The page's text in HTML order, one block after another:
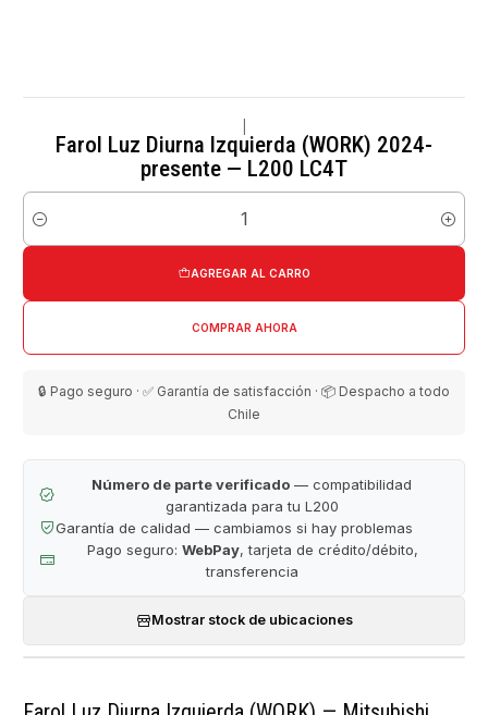
Farol Luz Diurna Izquierda (WORK) 2024-
presente — L200 LC4T
Cantidad
AGREGAR AL CARRO
COMPRAR AHORA
🔒 Pago seguro · ✅ Garantía de satisfacción · 📦 Despacho a todo
Chile
Número de parte verificado — compatibilidad
garantizada para tu L200
Garantía de calidad — cambiamos si hay problemas
Pago seguro: WebPay, tarjeta de crédito/débito,
transferencia
Mostrar stock de ubicaciones